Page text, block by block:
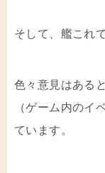
そして、艦これ
色々意見はある
（ゲーム内のイ
ています。